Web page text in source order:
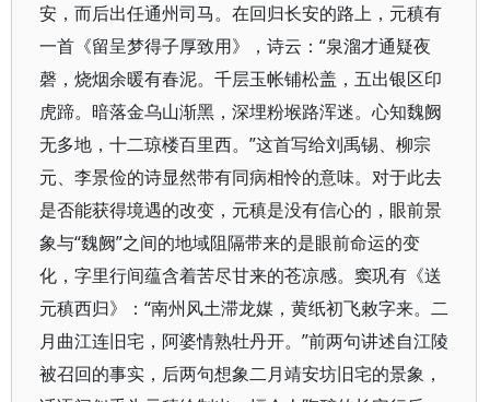
安，而后出任通州司马。在回归长安的路上，元稹有
一首《留呈梦得子厚致用》，诗云：“泉溜才通疑夜
磬，烧烟余暖有春泥。千层玉帐铺松盖，五出银区印
虎蹄。暗落金乌山渐黑，深埋粉堠路浑迷。心知魏阙
无多地，十二琼楼百里西。”这首写给刘禹锡、柳宗
元、李景俭的诗显然带有同病相怜的意味。对于此去
是否能获得境遇的改变，元稹是没有信心的，眼前景
象与“魏阙”之间的地域阻隔带来的是眼前命运的变
化，字里行间蕴含着苦尽甘来的苍凉感。窦巩有《送
元稹西归》：“南州风土滞龙媒，黄纸初飞敕字来。二
月曲江连旧宅，阿婆情熟牡丹开。”前两句讲述自江陵
被召回的事实，后两句想象二月靖安坊旧宅的景象，